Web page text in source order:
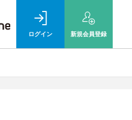
ログイン 新規会員登録